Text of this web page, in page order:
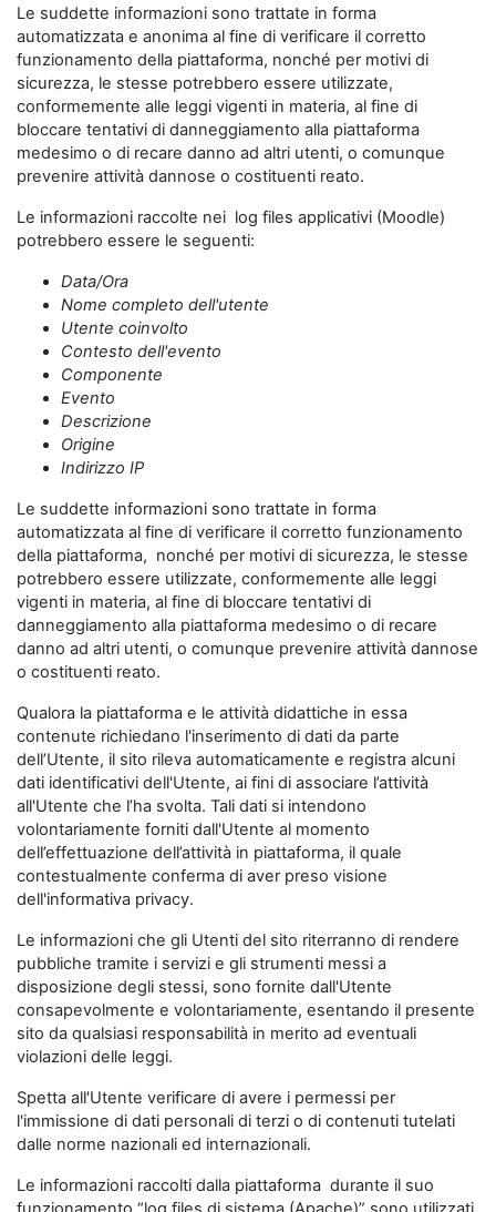
Le suddette informazioni sono trattate in forma
automatizzata e anonima al fine di verificare il corretto
funzionamento della piattaforma, nonché per motivi di
sicurezza, le stesse potrebbero essere utilizzate,
conformemente alle leggi vigenti in materia, al fine di
bloccare tentativi di danneggiamento alla piattaforma
medesimo o di recare danno ad altri utenti, o comunque
prevenire attività dannose o costituenti reato.
Le informazioni raccolte nei log files applicativi (Moodle)
potrebbero essere le seguenti:
Data/Ora
Nome completo dell'utente
Utente coinvolto
Contesto dell'evento
Componente
Evento
Descrizione
Origine
Indirizzo IP
Le suddette informazioni sono trattate in forma
automatizzata al fine di verificare il corretto funzionamento
della piattaforma, nonché per motivi di sicurezza, le stesse
potrebbero essere utilizzate, conformemente alle leggi
vigenti in materia, al fine di bloccare tentativi di
danneggiamento alla piattaforma medesimo o di recare
danno ad altri utenti, o comunque prevenire attività dannose
o costituenti reato.
Qualora la piattaforma e le attività didattiche in essa
contenute richiedano l'inserimento di dati da parte
dell’Utente, il sito rileva automaticamente e registra alcuni
dati identificativi dell'Utente, ai fini di associare l’attività
all'Utente che l’ha svolta. Tali dati si intendono
volontariamente forniti dall'Utente al momento
dell’effettuazione dell’attività in piattaforma, il quale
contestualmente conferma di aver preso visione
dell'informativa privacy.
Le informazioni che gli Utenti del sito riterranno di rendere
pubbliche tramite i servizi e gli strumenti messi a
disposizione degli stessi, sono fornite dall'Utente
consapevolmente e volontariamente, esentando il presente
sito da qualsiasi responsabilità in merito ad eventuali
violazioni delle leggi.
Spetta all'Utente verificare di avere i permessi per
l'immissione di dati personali di terzi o di contenuti tutelati
dalle norme nazionali ed internazionali.
Le informazioni raccolti dalla piattaforma durante il suo